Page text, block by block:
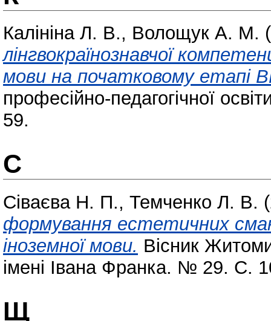
Калініна Л. В., Волощук А. М.
лінгвокраїнознавчої
мови на початковому етапі
професійно-педагогічної
59.
С
Сіваєва Н. П., Темченко Л. В.
формування естетичних
іноземної мови. Вісник
імені Івана Франка. № 29. С.
Щ